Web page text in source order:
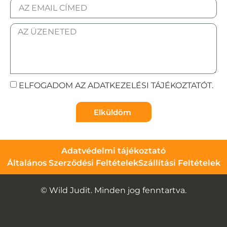
ELFOGADOM AZ ADATKEZELÉSI TÁJÉKOZTATÓT.
Elküldöm
Adatvédelmi tájékoztató
Általános Szerződési FeltételekSzállítási Feltételek
© Wild Judit. Minden jog fenntartva.